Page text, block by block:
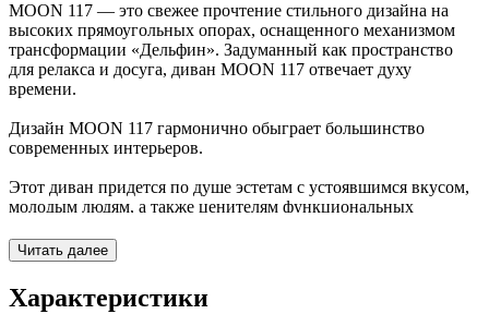
MOON 117 — это свежее прочтение стильного дизайна на
высоких прямоугольных опорах, оснащенного механизмом
трансформации «Дельфин». Задуманный как пространство
для релакса и досуга, диван MOON 117 отвечает духу
времени.
Дизайн MOON 117 гармонично обыграет большинство
современных интерьеров.
Этот диван придется по душе эстетам с устоявшимся вкусом,
молодым людям, а также ценителям функциональных
станет островком притяжения для компании гостей и уютным
пространством для восстановления сил. Пить кофе, читать,
медитировать и просто мечтать — на MOON 117!
Читать далее
Характеристики